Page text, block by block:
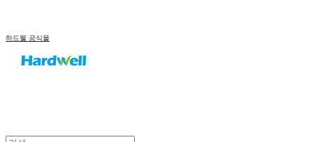
하드웰 공식몰